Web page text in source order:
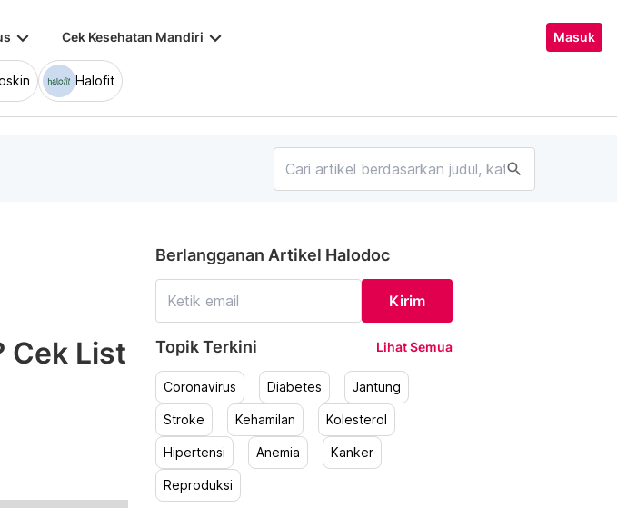
keyboard_arrow_down Cek Kesehatan Mandiri keyboard_arrow_down Masuk
Halofit
search
Cek List
Berlangganan Artikel Halodoc
Kirim
Topik Terkini Lihat Semua
Coronavirus Diabetes Jantung
Stroke Kehamilan Kolesterol
Hipertensi Anemia Kanker
Reproduksi